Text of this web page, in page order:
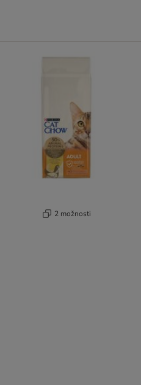
2 možnosti